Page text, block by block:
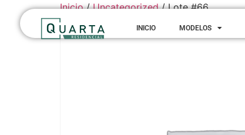
INICIO MODELOS
Inicio/Uncategorized/ Lote #66